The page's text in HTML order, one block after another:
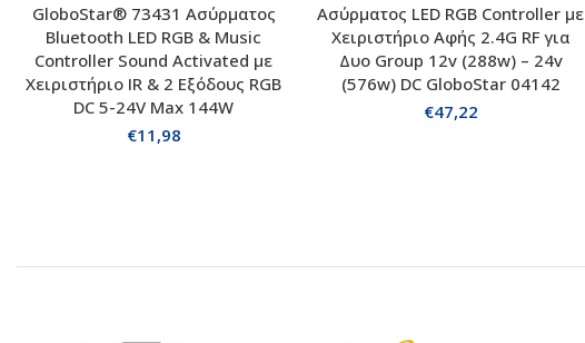
ΠΡΟΣΘΗΚΗ ΣΤΟ ΚΑΛΑΘΙ
GloboStar® 73431 Ασύρματος
Bluetooth LED RGB & Music
Controller Sound Activated με
Χειριστήριο IR & 2 Εξόδους RGB
DC 5-24V Max 144W
€11,98
ΠΡΟΣΘΗΚΗ ΣΤΟ ΚΑΛΑΘΙ
Ασύρματος LED RGB Controller με
Χειριστήριο Αφής 2.4G RF για
Δυο Group 12v (288w) – 24v
(576w) DC GloboStar 04142
€47,22